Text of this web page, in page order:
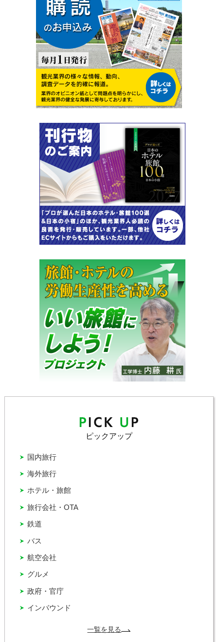
ピックアップ
インバウンド
グルメ
バス
ホテル・旅館
国内旅行
政府・官庁
旅行会社・OTA
海外旅行
航空会社
鉄道
一覧を見る